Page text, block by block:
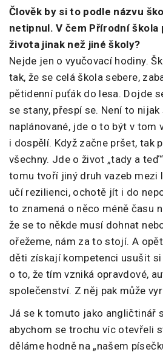
Člověk by si to podle názvu
netipnul. V čem Přírodní škola
života jinak než jiné školy?
Nejde jen o vyučovací hodiny.
tak, že se celá škola sebere,
pětidenní puťák do lesa. Dojde
se stany, přespí se. Není to
naplánované, jde o to být v tom
i dospělí. Když začne pršet, tak
všechny. Jde o život „tady a
tomu tvoří jiný druh vazeb mezi
učí rezilienci, ochotě jít i do
to znamená o něco méně času
že se to někde musí dohnat
ořežeme, nám za to stojí. A
děti získají kompetenci usušit si
o to, že tím vzniká opravdové,
společenství. Z něj pak může
Já se k tomuto jako angličtinář
abychom se trochu víc otevřeli
děláme hodně na „našem